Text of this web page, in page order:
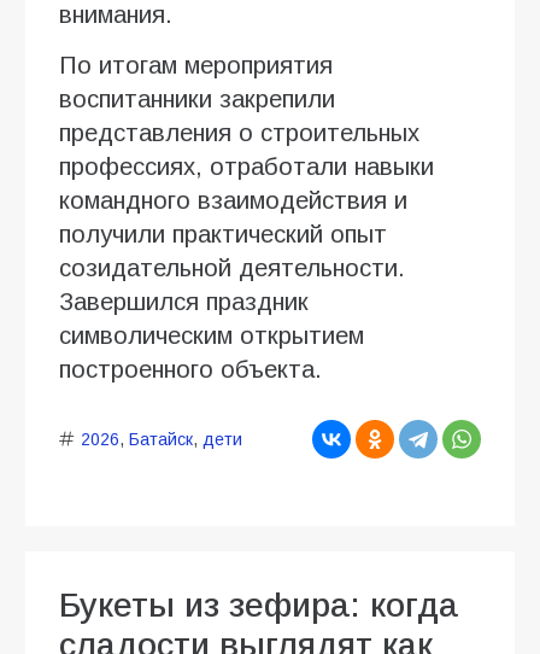
внимания.
По итогам мероприятия
воспитанники закрепили
представления о строительных
профессиях, отработали навыки
командного взаимодействия и
получили практический опыт
созидательной деятельности.
Завершился праздник
символическим открытием
построенного объекта.
2026, Батайск, дети
Букеты из зефира: когда
сладости выглядят как